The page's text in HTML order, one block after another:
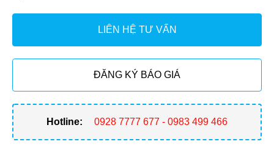
LIÊN HỆ TƯ VẤN
ĐĂNG KÝ BÁO GIÁ
Hotline: 0928 7777 677 - 0983 499 466